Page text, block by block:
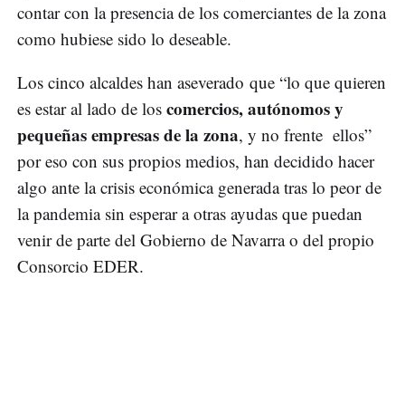
contar con la presencia de los comerciantes de la zona
como hubiese sido lo deseable.
Los cinco alcaldes han aseverado que “lo que quieren
es estar al lado de los comercios, autónomos y
pequeñas empresas de la zona, y no frente ellos”
por eso con sus propios medios, han decidido hacer
algo ante la crisis económica generada tras lo peor de
la pandemia sin esperar a otras ayudas que puedan
venir de parte del Gobierno de Navarra o del propio
Consorcio EDER.